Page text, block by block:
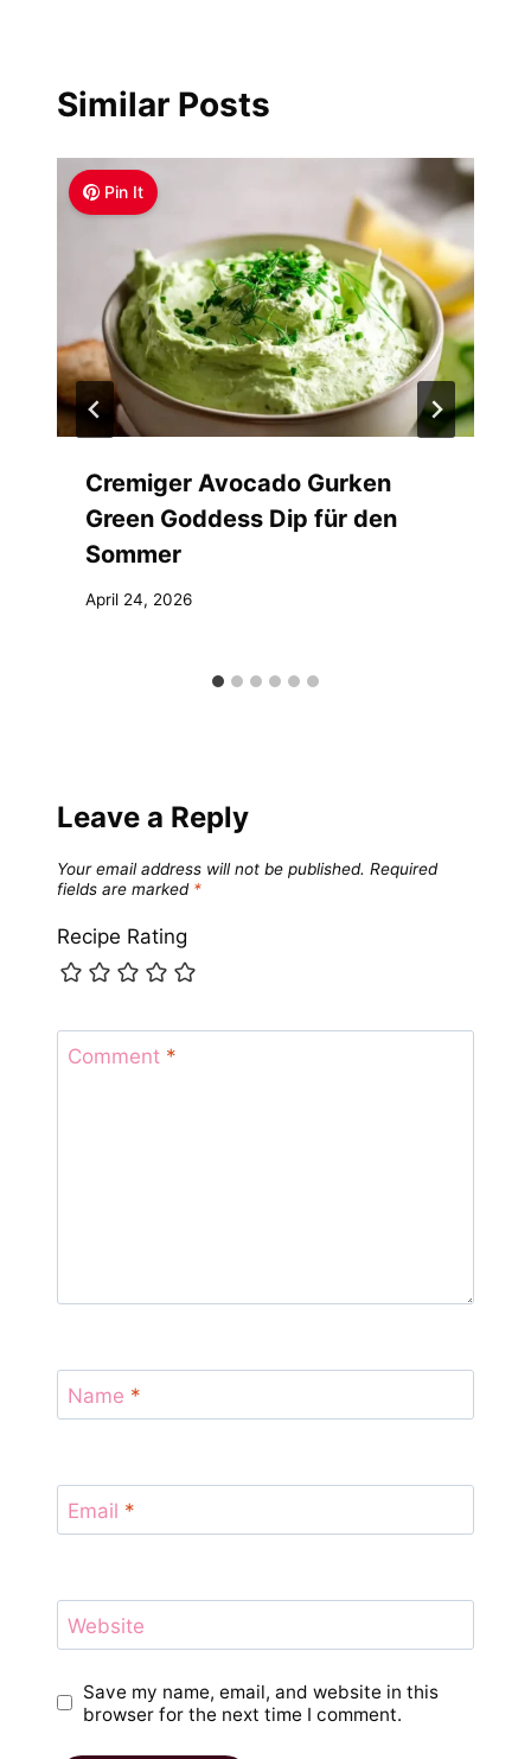
Similar Posts
Pin It
Cremiger Avocado Gurken
Green Goddess Dip für den
Sommer
April 24, 2026
Leave a Reply
Your email address will not be published. Required
fields are marked *
Recipe Rating
Comment *
Name *
Email *
Website
Save my name, email, and website in this
browser for the next time I comment.